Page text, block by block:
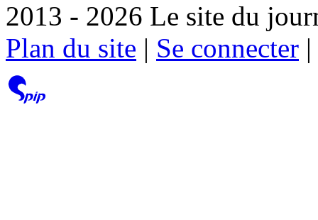
2013 - 2026 Le site du
Plan du site | Se connecter |